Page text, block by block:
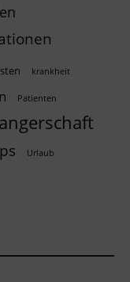
krankheit
Patienten
Urlaub